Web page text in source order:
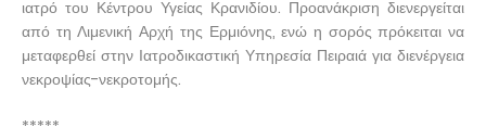
ιατρό του Κέντρου Υγείας Κρανιδίου. Προανάκριση διενεργείται
από τη Λιμενική Αρχή της Ερμιόνης, ενώ η σορός πρόκειται να
μεταφερθεί στην Ιατροδικαστική Υπηρεσία Πειραιά για διενέργεια
νεκροψίας-νεκροτομής.
*****